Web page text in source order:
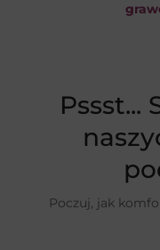
Pssst...
Poczuj, jak